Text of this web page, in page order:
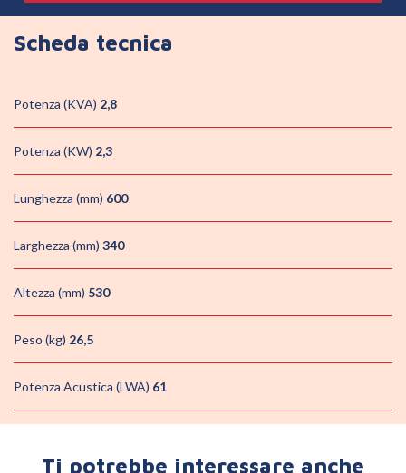
Scheda tecnica
Potenza (KVA) 2,8
Potenza (KW) 2,3
Lunghezza (mm) 600
Larghezza (mm) 340
Altezza (mm) 530
Peso (kg) 26,5
Potenza Acustica (LWA) 61
Ti potrebbe interessare anche